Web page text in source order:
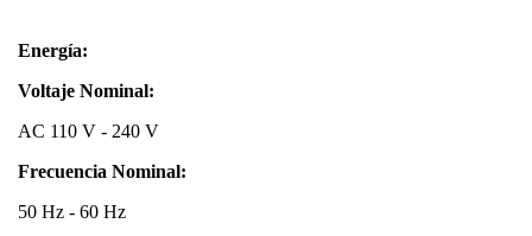
Energía:
Voltaje Nominal:
AC 110 V - 240 V
Frecuencia Nominal:
50 Hz - 60 Hz